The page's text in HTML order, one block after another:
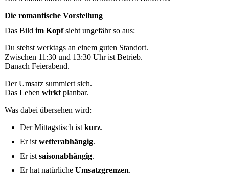
Die romantische Vorstellung
Das Bild im Kopfsieht ungefähr so aus:
Du stehst werktags an einem guten Standort.
Zwischen 11:30 und 13:30 Uhr ist Betrieb.
Danach Feierabend.
Der Umsatz summiert sich.
Das Leben wirkt planbar.
Was dabei übersehen wird:
Der Mittagstisch ist kurz.
Er ist wetterabhängig.
Er ist saisonabhängig.
Er hat natürliche Umsatzgrenzen.